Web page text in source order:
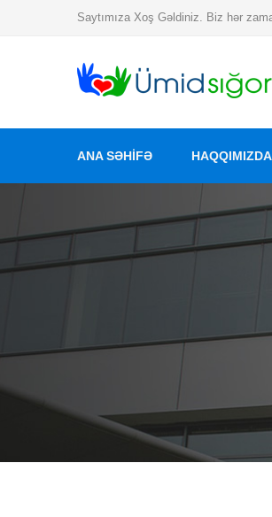
Saytımıza Xoş Gəldiniz. Biz hər
ANA SƏHİFƏ HAQQIMIZDA